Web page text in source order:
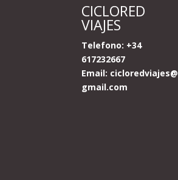
CICLORED
VIAJES
Telefono: +34
617232667
Email: cicloredviajes@
gmail.com